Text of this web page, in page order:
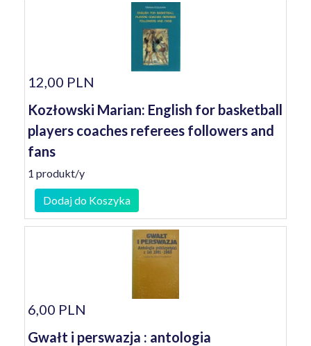
12,00 PLN
Kozłowski Marian: English for basketball
players coaches referees followers and
fans
1 produkt/y
Dodaj do Koszyka
6,00 PLN
Gwałt i perswazja : antologia